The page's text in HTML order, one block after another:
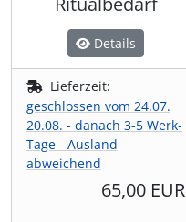
Details
Lieferzeit:
geschlossen vom 24.07.
20.08. - danach 3-5 Werk-
Tage - Ausland
abweichend
65,00 EUR